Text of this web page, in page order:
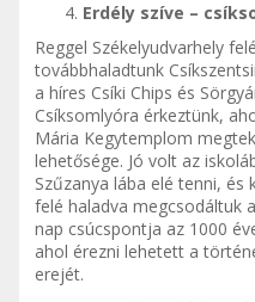
Erdély szíve –
Reggel Székelyudvarhely
továbbhaladtunk
a híres Csíki Chips és
Csíksomlyóra érkeztünk,
Mária Kegytemplom
lehetősége. Jó volt az
Szűzanya lába elé tenni, és
felé haladva megcsodáltuk
nap csúcspontja az 1000
ahol érezni lehetett a
erejét.